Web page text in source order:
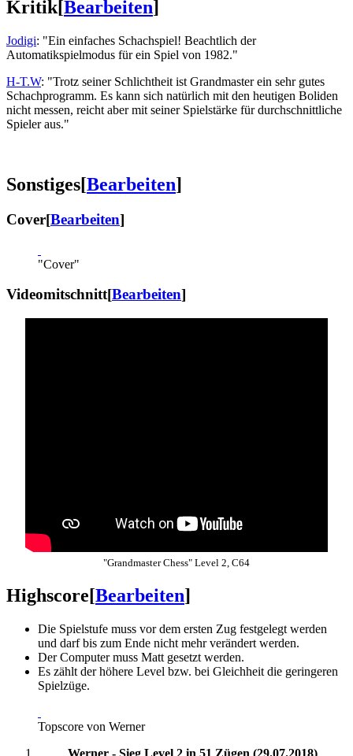
Kritik[Bearbeiten]
Jodigi: "Ein einfaches Schachspiel! Beachtlich der
Automatikspielmodus für ein Spiel von 1982."
H-T.W: "Trotz seiner Schlichtheit ist Grandmaster ein sehr gutes
Schachprogramm. Es kann sich natürlich mit den heutigen Boliden
nicht messen, reicht aber mit seiner Spielstärke für durchschnittliche
Spieler aus."
Sonstiges[Bearbeiten]
Cover[Bearbeiten]
"Cover"
Videomitschnitt[Bearbeiten]
"Grandmaster Chess" Level 2, C64
Highscore[Bearbeiten]
Die Spielstufe muss vor dem ersten Zug festgelegt werden
und darf bis zum Ende nicht mehr verändert werden.
Der Computer muss Matt gesetzt werden.
Es zählt der höhere Level bzw. bei Gleichheit die geringeren
Spielzüge.
Topscore von Werner
Werner - Sieg Level 2 in 51 Zügen (29.07.2018)